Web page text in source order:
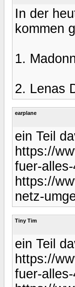
In der
kommen
1.
2. Lenas
earplane
ein Teil
https://
fuer-
https://
netz-
Tiny Tim
ein Teil
https://
fuer-